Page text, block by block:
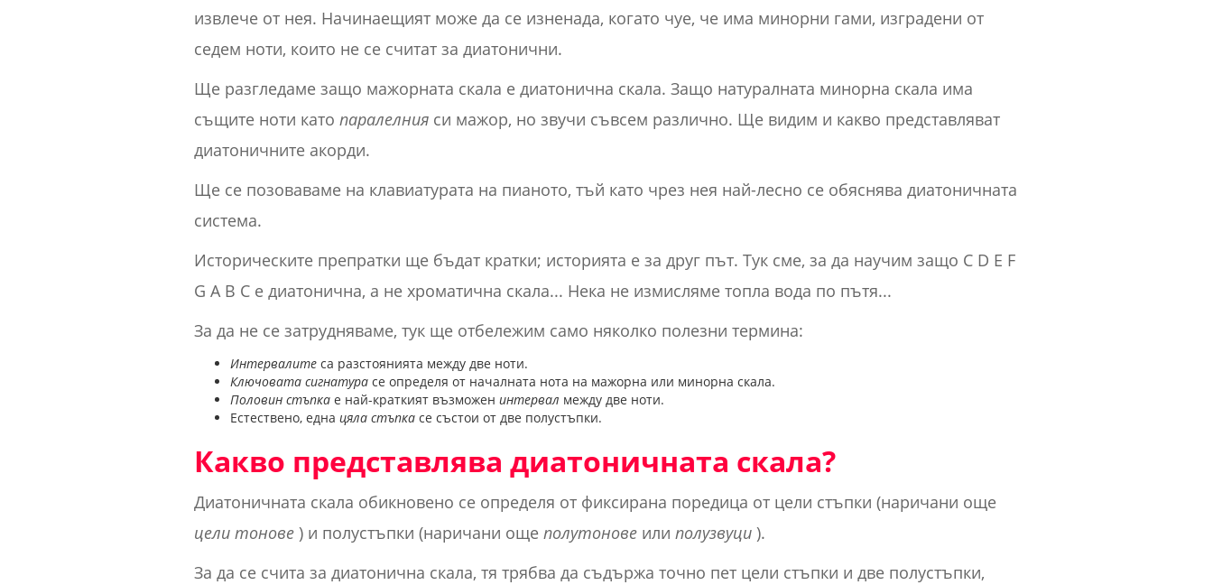
извлече от нея. Начинаещият може да се изненада, когато чуе, че има минорни гами, изградени от
седем ноти, които не се считат за диатонични.
Ще разгледаме защо мажорната скала е диатонична скала. Защо натуралната минорна скала има
същите ноти катопаралелния си мажор, но звучи съвсем различно. Ще видим и какво представляват
диатоничните акорди.
Ще се позоваваме на клавиатурата на пианото, тъй като чрез нея най-лесно се обяснява диатоничната
система.
Историческите препратки ще бъдат кратки; историята е за друг път. Тук сме, за да научим защо C D E F
G A B C е диатонична, а не хроматична скала... Нека не измисляме топла вода по пътя...
За да не се затрудняваме, тук ще отбележим само няколко полезни термина:
Интервалите са разстоянията между две ноти.
Ключовата сигнатура се определя от началната нота на мажорна или минорна скала.
Половин стъпка е най-краткият възможенинтервал между две ноти.
Естествено, еднацяла стъпка се състои от две полустъпки.
Какво представлява диатоничната скала?
Диатоничната скала обикновено се определя от фиксирана поредица от цели стъпки (наричани още
цели тонове ) и полустъпки (наричани ощеполутонове илиполузвуци ).
За да се счита за диатонична скала, тя трябва да съдържа точно пет цели стъпки и две полустъпки,